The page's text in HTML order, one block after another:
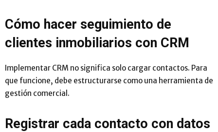
Cómo hacer seguimiento de
clientes inmobiliarios con CRM
Implementar CRM no significa solo cargar contactos. Para
que funcione, debe estructurarse como una herramienta de
gestión comercial.
Registrar cada contacto con datos